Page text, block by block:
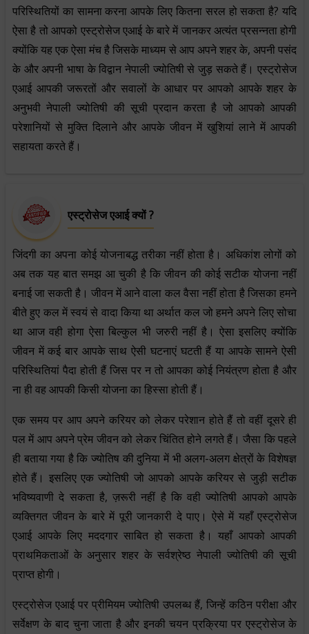
परिस्थितियों का सामना करना आपके लिए कितना सरल हो सकता है? यदि
ऐसा है तो आपको एस्ट्रोसेज एआई के बारे में जानकर अत्यंत प्रसन्नता होगी
क्योंकि यह एक ऐसा मंच है जिसके माध्यम से आप अपने शहर के, अपनी पसंद
के और अपनी भाषा के विद्वान नेपाली ज्योतिषी से जुड़ सकते हैं। एस्ट्रोसेज
एआई आपकी जरूरतों और सवालों के आधार पर आपको आपके शहर के
अनुभवी नेपाली ज्योतिषी की सूची प्रदान करता है जो आपको आपकी
परेशानियों से मुक्ति दिलाने और आपके जीवन में खुशियां लाने में आपकी
सहायता करते हैं।
एस्ट्रोसेज एआई क्यों ?
जिंदगी का अपना कोई योजनाबद्ध तरीका नहीं होता है। अधिकांश लोगों को
अब तक यह बात समझ आ चुकी है कि जीवन की कोई सटीक योजना नहीं
बनाई जा सकती है। जीवन में आने वाला कल वैसा नहीं होता है जिसका हमने
बीते हुए कल में स्वयं से वादा किया था अर्थात कल जो हमने अपने लिए सोचा
था आज वही होगा ऐसा बिल्कुल भी जरुरी नहीं है। ऐसा इसलिए क्योंकि
जीवन में कई बार आपके साथ ऐसी घटनाएं घटती हैं या आपके सामने ऐसी
परिस्थितियां पैदा होती हैं जिस पर न तो आपका कोई नियंत्रण होता है और
ना ही वह आपकी किसी योजना का हिस्सा होती हैं।
एक समय पर आप अपने करियर को लेकर परेशान होते हैं तो वहीं दूसरे ही
पल में आप अपने प्रेम जीवन को लेकर चिंतित होने लगते हैं। जैसा कि पहले
ही बताया गया है कि ज्योतिष की दुनिया में भी अलग-अलग क्षेत्रों के विशेषज्ञ
होते हैं। इसलिए एक ज्योतिषी जो आपको आपके करियर से जुड़ी सटीक
भविष्यवाणी दे सकता है, ज़रूरी नहीं है कि वही ज्योतिषी आपको आपके
व्यक्तिगत जीवन के बारे में पूरी जानकारी दे पाए। ऐसे में यहाँ एस्ट्रोसेज
एआई आपके लिए मददगार साबित हो सकता है। यहाँ आपको आपकी
प्राथमिकताओं के अनुसार शहर के सर्वश्रेष्ठ नेपाली ज्योतिषी की सूची
प्राप्त होगी।
एस्ट्रोसेज एआई पर प्रीमियम ज्योतिषी उपलब्ध हैं, जिन्हें कठिन परीक्षा और
सर्वेक्षण के बाद चुना जाता है और इनकी चयन प्रक्रिया पर एस्ट्रोसेज के